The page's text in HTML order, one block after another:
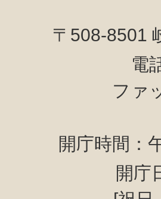
〒508-8501
電
ファ
開庁時間：
開庁